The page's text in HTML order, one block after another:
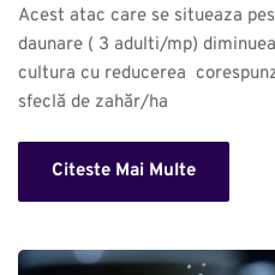
Acest atac care se situeaza
daunare ( 3 adulti/mp)
cultura cu reducerea
sfeclă de zahăr/ha
Citeste Mai Multe